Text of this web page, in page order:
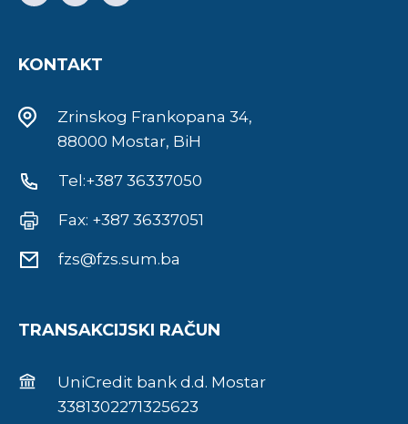
KONTAKT
Zrinskog Frankopana 34,
88000 Mostar, BiH
Tel:+387 36337050
Fax: +387 36337051
fzs@fzs.sum.ba
TRANSAKCIJSKI RAČUN
UniCredit bank d.d. Mostar
3381302271325623